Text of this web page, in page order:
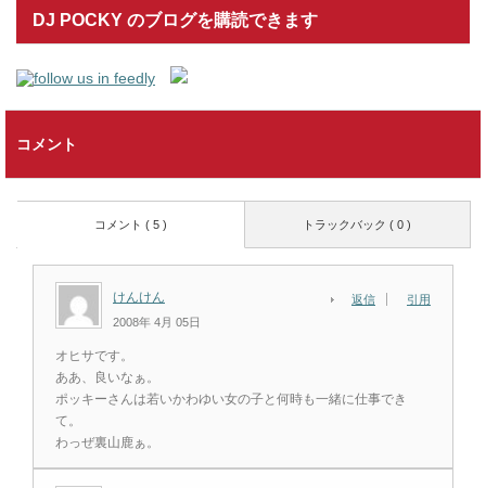
DJ POCKY のブログを購読できます
コメント
トラックバック ( 0 )
コメント ( 5 )
けんけん
2008年 4月 05日
返信 引用
オヒサです。
ああ、良いなぁ。
ポッキーさんは若いかわゆい女の子と何時も一緒に仕事でき
て。
わっぜ裏山鹿ぁ。